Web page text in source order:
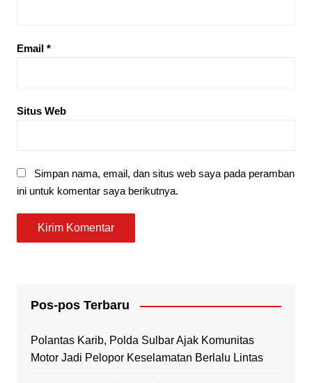
Email *
Situs Web
Simpan nama, email, dan situs web saya pada peramban
ini untuk komentar saya berikutnya.
Pos-pos Terbaru
Polantas Karib, Polda Sulbar Ajak Komunitas
Motor Jadi Pelopor Keselamatan Berlalu Lintas